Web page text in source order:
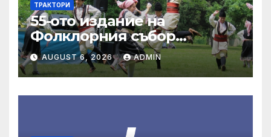
ТРАКТОРИ
55-ото издание на
Фолклорния събор
„Златната гъдулка“ ще се
проведе на 8 юни в Парка
на младежта
AUGUST 6, 2026 ADMIN